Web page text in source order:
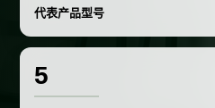
代表产品型号
5